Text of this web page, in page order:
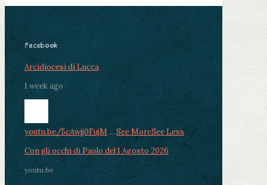
Facebook
Arcidiocesi di Lucca
1 week ago
youtu.be/5cAwjj0FujM ... See MoreSee Less
Con gli occhi di Paolo del 1 Agosto 2026
youtu.be